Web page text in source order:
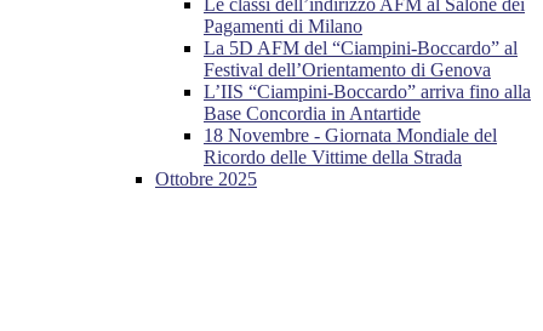
Le classi dell’indirizzo AFM al Salone dei
Pagamenti di Milano
La 5D AFM del “Ciampini-Boccardo” al
Festival dell’Orientamento di Genova
L’IIS “Ciampini-Boccardo” arriva fino alla
Base Concordia in Antartide
18 Novembre - Giornata Mondiale del
Ricordo delle Vittime della Strada
Ottobre 2025